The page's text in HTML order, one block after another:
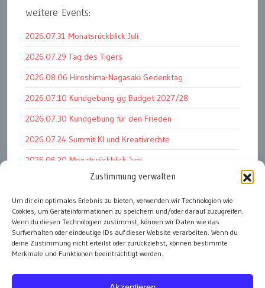
Zustimmung verwalten
Um dir ein optimales Erlebnis zu bieten, verwenden wir Technologien wie
Cookies, um Geräteinformationen zu speichern und/oder darauf zuzugreifen.
Wenn du diesen Technologien zustimmst, können wir Daten wie das
Surfverhalten oder eindeutige IDs auf dieser Website verarbeiten. Wenn du
deine Zustimmung nicht erteilst oder zurückziehst, können bestimmte
Merkmale und Funktionen beeinträchtigt werden.
weitere Events:
2026.07.31 Monatsrückblick Juli
2026.07.29 Tag des Tigers
2026.08.06 Hiroshima-Nagasaki Gedenktag
2026.07.10 Kundgebung gg Budget 2027/28
2026.07.30 Kundgebung für den Frieden
2026.07.24 Summit KI und Kreativrechte
2026.06.30 Monatsrückblick Juni
2026.07.11 Worauf es letztlich ankommt
2026.07.01 Markenwert Studie 2026
2026.07.07 Open Space im Weltmuseum
alle Events